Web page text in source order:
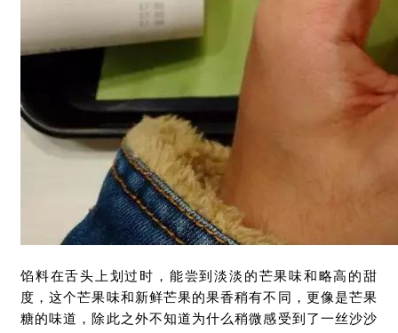
馅料在舌头上划过时，能尝到淡淡的芒果味和略高的甜
度，这个芒果味和新鲜芒果的果香稍有不同，更像是芒果
糖的味道，除此之外不知道为什么稍微感受到了一丝沙沙